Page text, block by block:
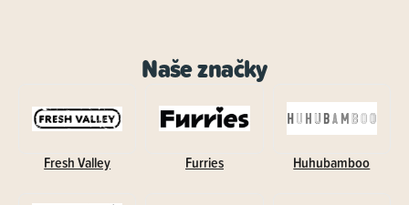
Naše značky
Fresh Valley Furries Huhubamboo